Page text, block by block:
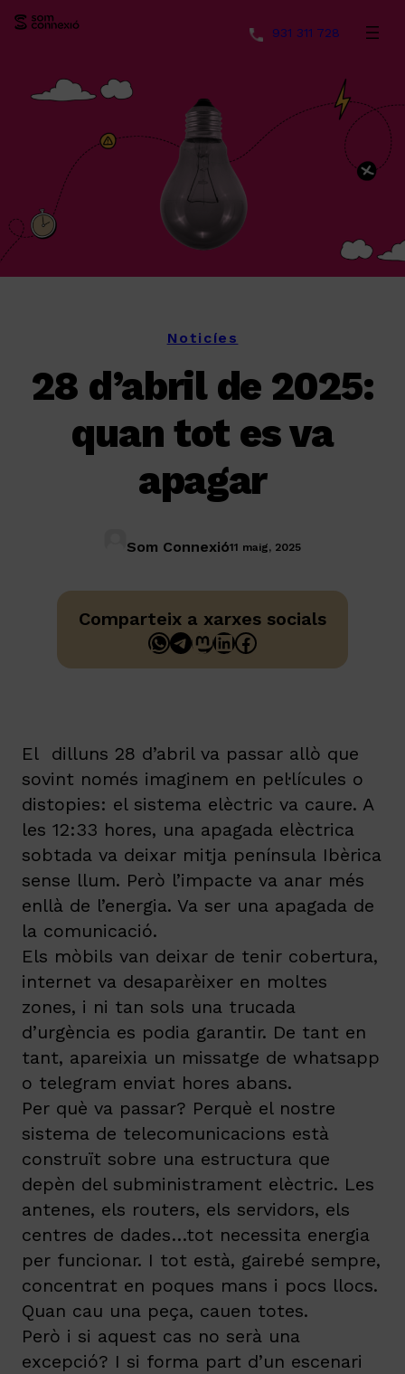
931 311 728
Noticíes
28 d’abril de 2025:
quan tot es va
apagar
Som Connexió11 maig, 2025
Comparteix a xarxes socials
WhatsApp
Telegram
Mastodon
LinkedIn
Facebook
El dilluns 28 d’abril va passar allò que
sovint només imaginem en pel·lícules o
distopies: el sistema elèctric va caure. A
les 12:33 hores, una apagada elèctrica
sobtada va deixar mitja península Ibèrica
sense llum. Però l’impacte va anar més
enllà de l’energia. Va ser una apagada de
la comunicació.
Els mòbils van deixar de tenir cobertura,
internet va desaparèixer en moltes
zones, i ni tan sols una trucada
d’urgència es podia garantir. De tant en
tant, apareixia un missatge de whatsapp
o telegram enviat hores abans.
Per què va passar? Perquè el nostre
sistema de telecomunicacions està
construït sobre una estructura que
depèn del subministrament elèctric. Les
antenes, els routers, els servidors, els
centres de dades…tot necessita energia
per funcionar. I tot està, gairebé sempre,
concentrat en poques mans i pocs llocs.
Quan cau una peça, cauen totes.
Però i si aquest cas no serà una
excepció? I si forma part d’un escenari